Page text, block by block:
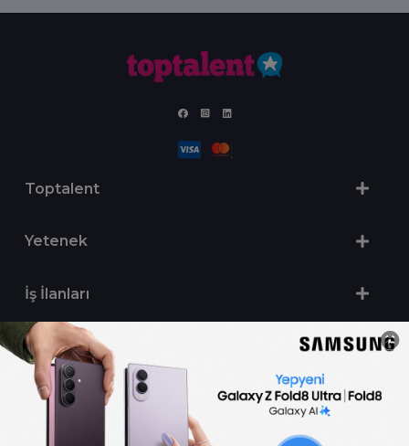
Toptalent
Yetenek
İş İlanları
Sertifika Programları
Yetenek Testleri